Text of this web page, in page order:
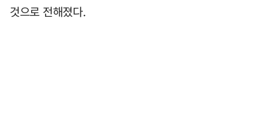
것으로 전해졌다.